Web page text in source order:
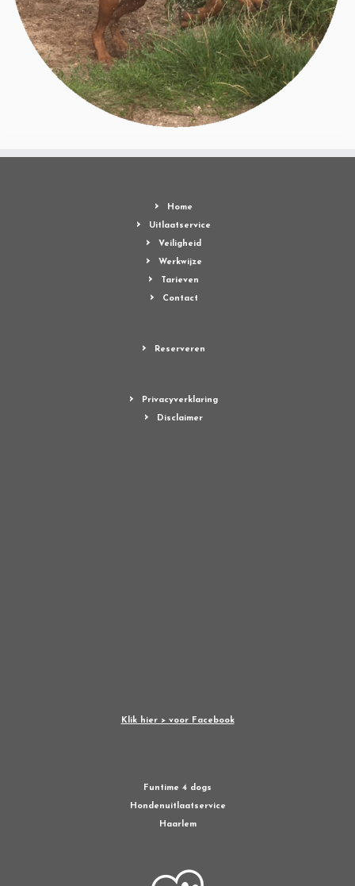
Home
Uitlaatservice
Veiligheid
Werkwijze
Tarieven
Contact
Reserveren
Privacyverklaring
Disclaimer
Klik hier > voor Facebook
Funtime 4 dogs
Hondenuitlaatservice
Haarlem